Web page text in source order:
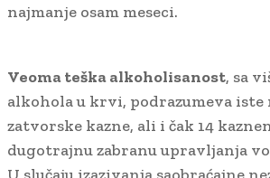
najmanje osam meseci.
Veoma teška alkoholisanost, sa
alkohola u krvi, podrazumeva iste
zatvorske kazne, ali i čak 14
dugotrajnu zabranu upravljanja